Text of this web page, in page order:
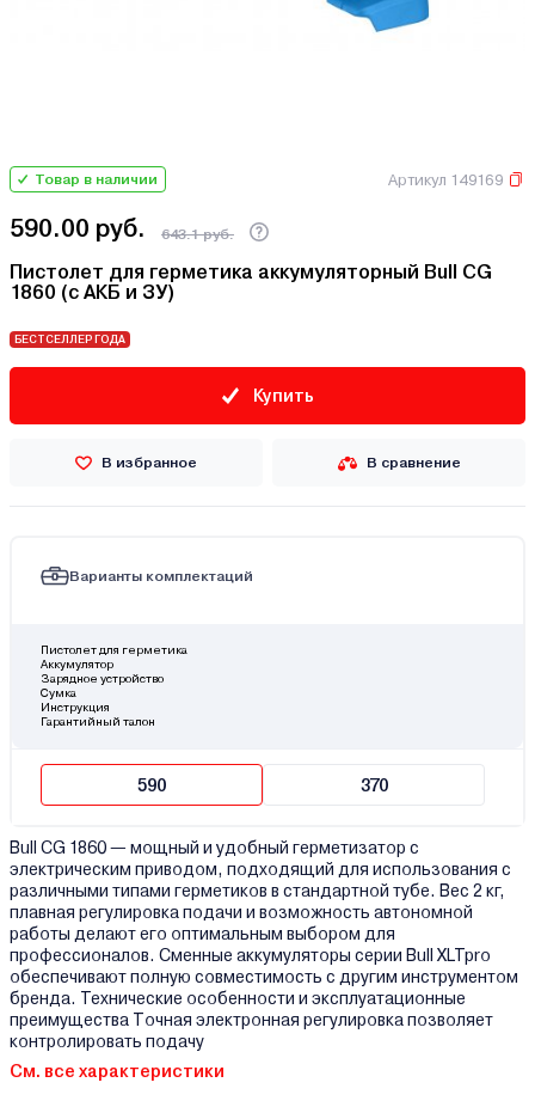
Товар в наличии Артикул 149169
590.00 руб. 643.1 руб.
Пистолет для герметика аккумуляторный Bull CG
1860 (с АКБ и ЗУ)
БЕСТСЕЛЛЕР ГОДА
Купить
В избранное В сравнение
Варианты комплектаций
Пистолет для герметика
Аккумулятор
Зарядное устройство
Сумка
Инструкция
Гарантийный талон
590 370
Bull CG 1860 — мощный и удобный герметизатор с
электрическим приводом, подходящий для использования с
различными типами герметиков в стандартной тубе. Вес 2 кг,
плавная регулировка подачи и возможность автономной
работы делают его оптимальным выбором для
профессионалов. Сменные аккумуляторы серии Bull XLTpro
обеспечивают полную совместимость с другим инструментом
бренда. Технические особенности и эксплуатационные
преимущества Точная электронная регулировка позволяет
контролировать подачу
См. все характеристики